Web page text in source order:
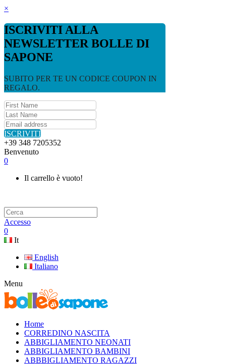
×
ISCRIVITI ALLA
NEWSLETTER BOLLE DI
SAPONE
SUBITO PER TE UN CODICE COUPON IN
REGALO.
ISCRIVITI
+39 348 7205352
Benvenuto
0
Il carrello è vuoto!
Accesso
0
It
English
Italiano
Menu
Home
CORREDINO NASCITA
ABBIGLIAMENTO NEONATI
ABBIGLIAMENTO BAMBINI
ABBBIGLIAMENTO RAGAZZI